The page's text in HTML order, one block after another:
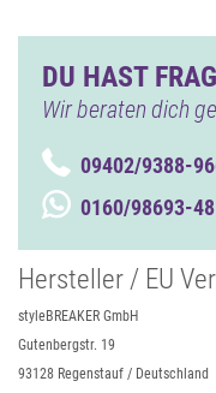
DU HAST
Wir beraten dich
09402/9388-
0160/98693-
Hersteller / EU
styleBREAKER GmbH
Gutenbergstr. 19
93128 Regenstauf / Deutschland